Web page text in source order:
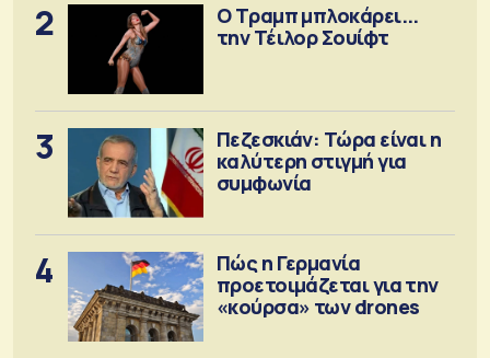
2
Ο Τραμπ μπλοκάρει...
την Τέιλορ Σουίφτ
3
Πεζεσκιάν: Τώρα είναι η
καλύτερη στιγμή για
συμφωνία
4
Πώς η Γερμανία
προετοιμάζεται για την
«κούρσα» των drones